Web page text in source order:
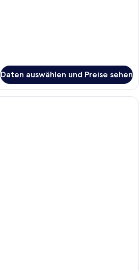
Daten auswählen und Preise sehen